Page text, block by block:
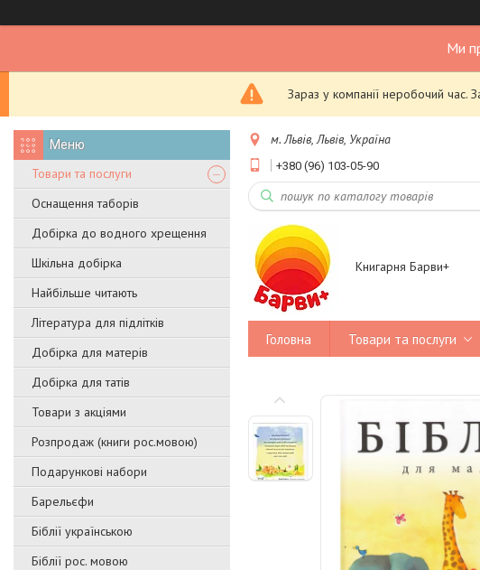
Ми
Зараз у компанії неробочий
Товари та послуги
Оснащення таборів
Добірка до водного хрещення
Шкільна добірка
Найбільше читають
Література для підлітків
Добірка для матерів
Добірка для татів
Товари з акціями
Розпродаж (книги рос.мовою)
Подарункові набори
Барельєфи
Біблії українською
Біблії рос. мовою
м. Львів, Львів, Україна
+380 (96) 103-05-90
Книгарня Барви+
Головна Товари та послуги